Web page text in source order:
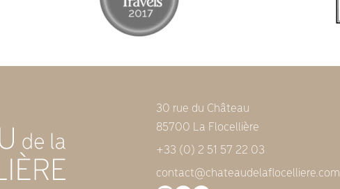
30 rue du Château
85700 La Flocellière
+33 (0) 2 51 57 22 03
contact@chateaudelaflocelliere.com